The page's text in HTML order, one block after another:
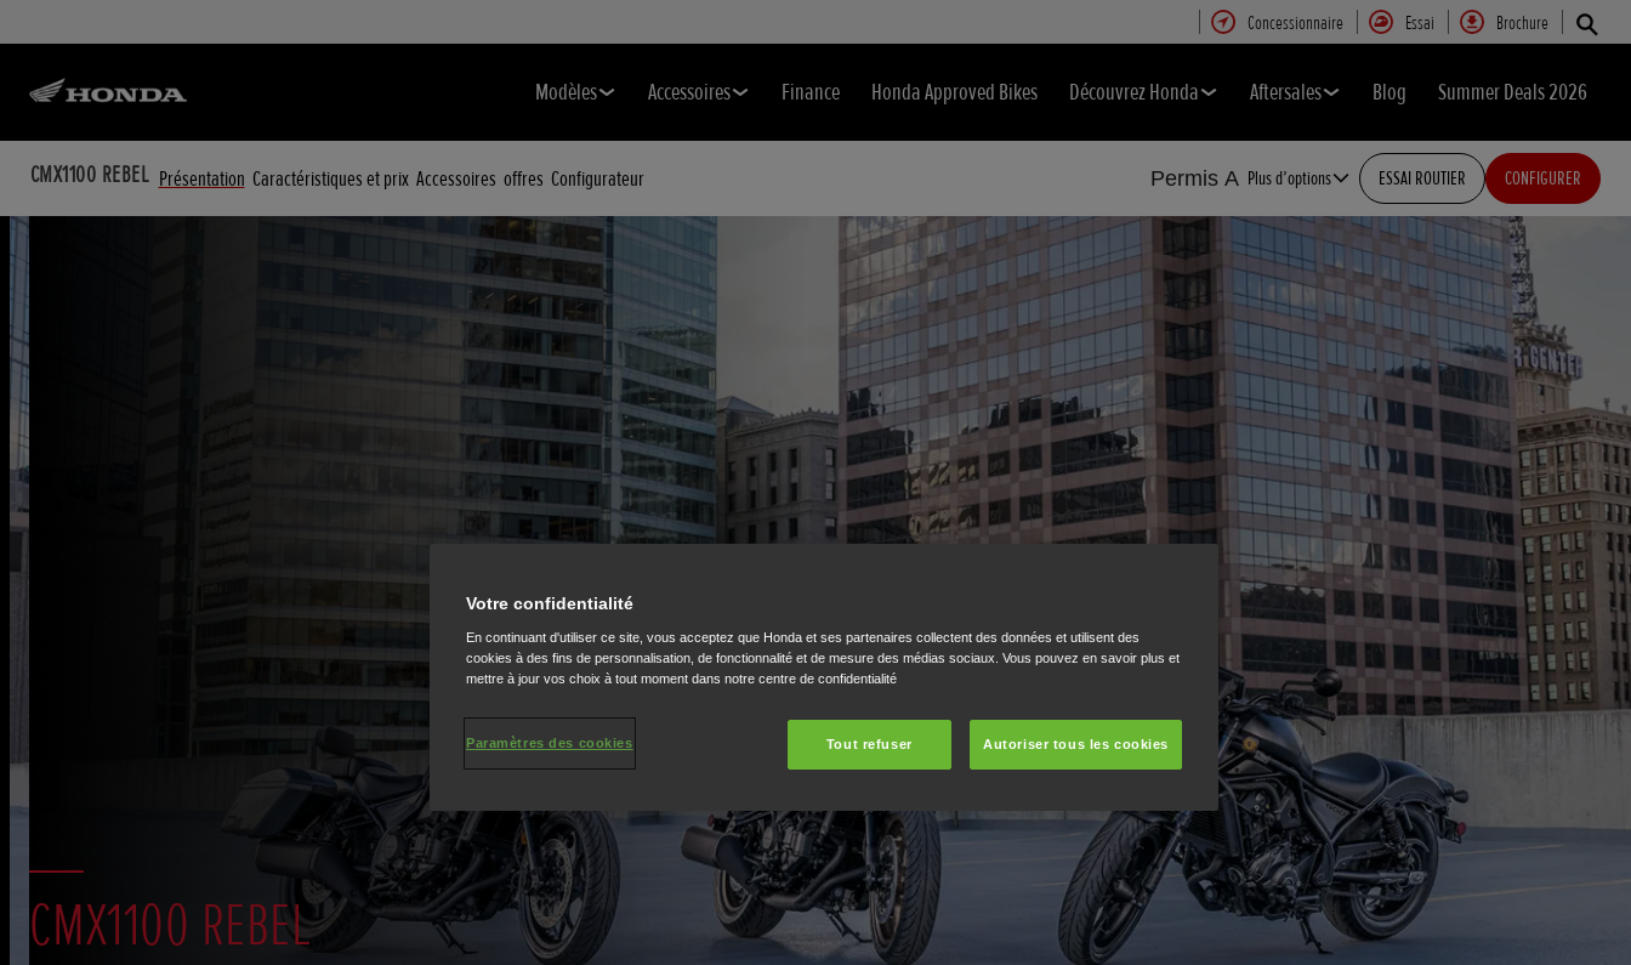
Concessionnaire Essai Brochure
Modèles Accessoires Finance Honda Approved Bikes Découvrez Honda Aftersales Blog Summer Deals 2026
CMX1100 REBEL Présentation Caractéristiques et prix Accessoires offres Configurateur Permis A Plus d’options ESSAI ROUTIER CONFIGURER
CMX1100 REBEL
Votre confidentialité
En continuant d'utiliser ce site, vous acceptez que Honda et ses partenaires collectent des données et utilisent des
cookies à des fins de personnalisation, de fonctionnalité et de mesure des médias sociaux. Vous pouvez en savoir plus et
mettre à jour vos choix à tout moment dans notre centre de confidentialité
Tout refuser Autoriser tous les cookies
Paramètres des cookies